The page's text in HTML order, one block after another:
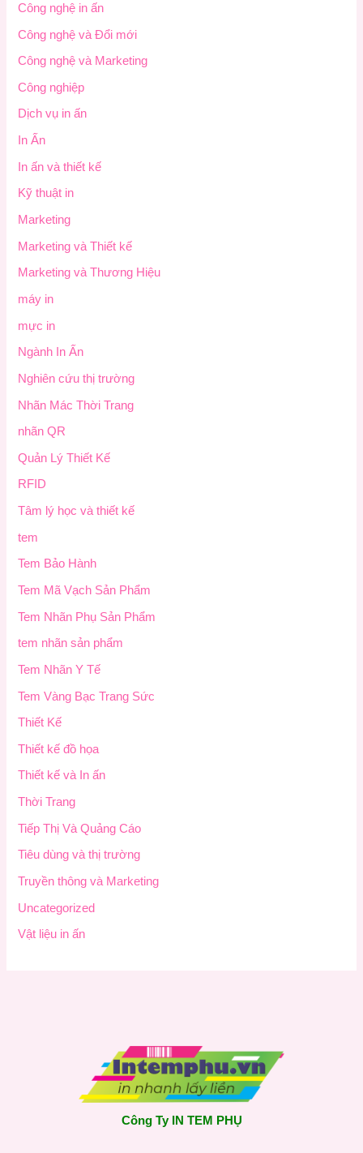
Công nghệ in ấn
Công nghệ và Đổi mới
Công nghệ và Marketing
Công nghiệp
Dịch vụ in ấn
In Ấn
In ấn và thiết kế
Kỹ thuật in
Marketing
Marketing và Thiết kế
Marketing và Thương Hiệu
máy in
mực in
Ngành In Ấn
Nghiên cứu thị trường
Nhãn Mác Thời Trang
nhãn QR
Quản Lý Thiết Kế
RFID
Tâm lý học và thiết kế
tem
Tem Bảo Hành
Tem Mã Vạch Sản Phẩm
Tem Nhãn Phụ Sản Phẩm
tem nhãn sản phẩm
Tem Nhãn Y Tế
Tem Vàng Bạc Trang Sức
Thiết Kế
Thiết kế đồ họa
Thiết kế và In ấn
Thời Trang
Tiếp Thị Và Quảng Cáo
Tiêu dùng và thị trường
Truyền thông và Marketing
Uncategorized
Vật liệu in ấn
Công Ty IN TEM PHỤ